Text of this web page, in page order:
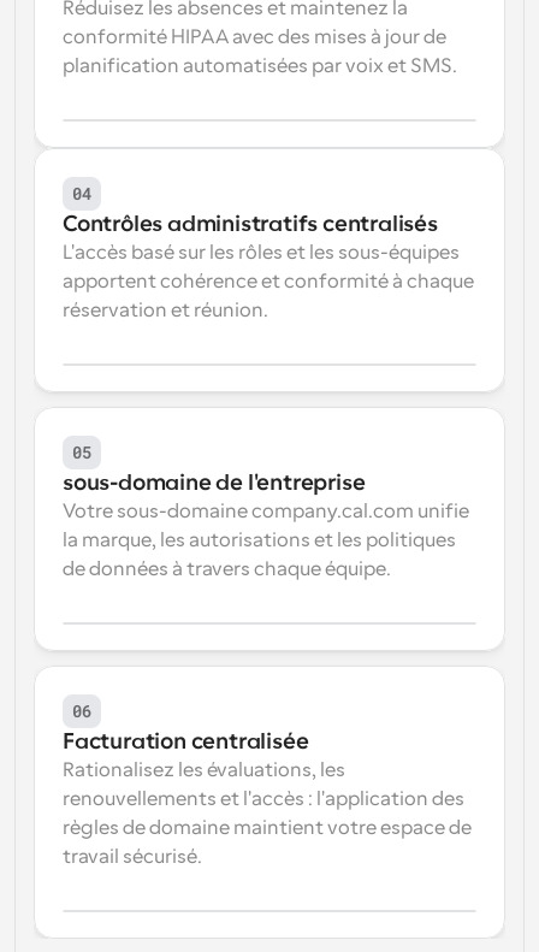
Réduisez les absences et maintenez la
conformité HIPAA avec des mises à jour de
planification automatisées par voix et SMS.
04
Contrôles administratifs centralisés
L'accès basé sur les rôles et les sous-équipes
apportent cohérence et conformité à chaque
réservation et réunion.
05
sous-domaine de l'entreprise
Votre sous-domaine company.cal.com unifie
la marque, les autorisations et les politiques
de données à travers chaque équipe.
06
Facturation centralisée
Rationalisez les évaluations, les
renouvellements et l'accès : l'application des
règles de domaine maintient votre espace de
travail sécurisé.